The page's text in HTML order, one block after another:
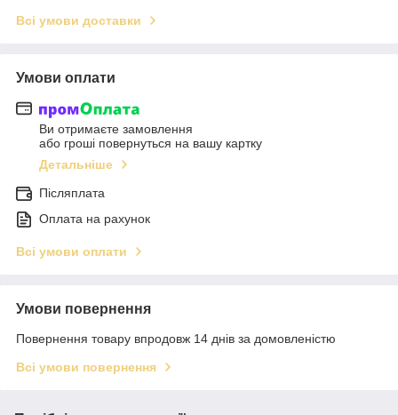
Всі умови доставки
Умови оплати
Ви отримаєте замовлення
або гроші повернуться на вашу картку
Детальніше
Післяплата
Оплата на рахунок
Всі умови оплати
Умови повернення
Повернення товару впродовж 14 днів за домовленістю
Всі умови повернення